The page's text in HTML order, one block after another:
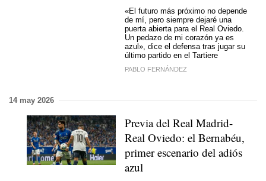
«El futuro más próximo no depende
de mí, pero siempre dejaré una
puerta abierta para el Real Oviedo.
Un pedazo de mi corazón ya es
azul», dice el defensa tras jugar su
último partido en el Tartiere
PABLO FERNÁNDEZ
14 may 2026
Previa del Real Madrid-
Real Oviedo: el Bernabéu,
primer escenario del adiós
azul